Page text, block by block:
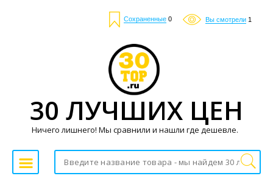
Сохраненные 0 Вы смотрели 1
30 ЛУЧШИХ ЦЕН
Ничего лишнего! Мы сравнили и нашли где дешевле.